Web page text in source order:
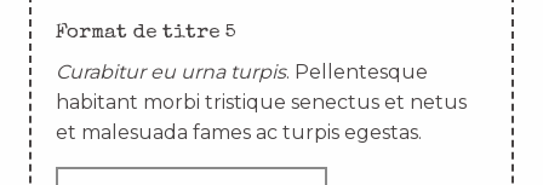
Format de titre 5
Curabitur eu urna turpis. Pellentesque
habitant morbi tristique senectus et netus
et malesuada fames ac turpis egestas.